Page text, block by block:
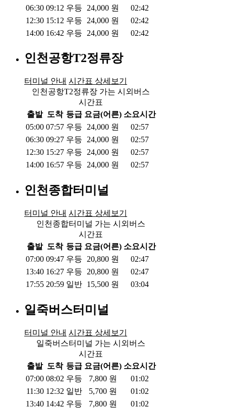
06:30 09:12 우등 24,000 원
02:42
12:30 15:12 우등 24,000 원
02:42
14:00 16:42 우등 24,000 원 02:42
인천공항T2정류장
터미널 안내 시간표 상세보기
인천공항T2정류장 가는 시외버스
시간표
출발 도착 등급 요금(어른) 소요시간
05:00 07:57 우등 24,000 원
02:57
06:30 09:27 우등 24,000 원
02:57
12:30 15:27 우등 24,000 원
02:57
14:00 16:57 우등 24,000 원 02:57
인천종합터미널
터미널 안내 시간표 상세보기
인천종합터미널 가는 시외버스
시간표
출발 도착 등급 요금(어른) 소요시간
07:00 09:47 우등 20,800 원
02:47
13:40 16:27 우등 20,800 원
02:47
17:55 20:59 일반 15,500 원 03:04
일죽버스터미널
터미널 안내 시간표 상세보기
일죽버스터미널 가는 시외버스
시간표
출발 도착 등급 요금(어른) 소요시간
07:00 08:02 우등 7,800 원
01:02
11:30 12:32 일반 5,700 원
01:02
13:40 14:42 우등 7,800 원 01:02